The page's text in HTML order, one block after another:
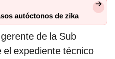
autóctonos de zika
de la Sub
expediente técnico